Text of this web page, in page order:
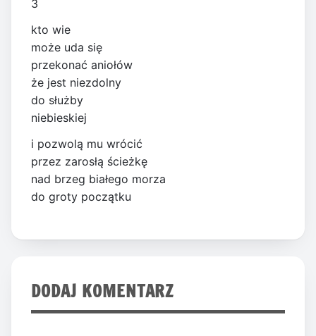
3
kto wie
może uda się
przekonać aniołów
że jest niezdolny
do służby
niebieskiej
i pozwolą mu wrócić
przez zarosłą ścieżkę
nad brzeg białego morza
do groty początku
DODAJ KOMENTARZ